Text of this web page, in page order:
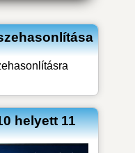
helyett 11